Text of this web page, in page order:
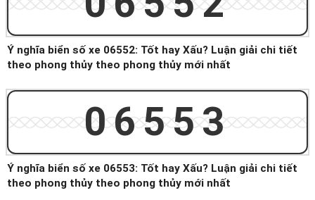
Ý nghĩa biển số xe 06552: Tốt hay Xấu? Luận giải chi tiết
theo phong thủy theo phong thủy mới nhất
06553
Ý nghĩa biển số xe 06553: Tốt hay Xấu? Luận giải chi tiết
theo phong thủy theo phong thủy mới nhất